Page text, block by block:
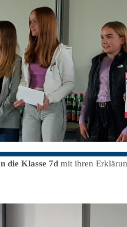
die Klasse 7d mit ihren